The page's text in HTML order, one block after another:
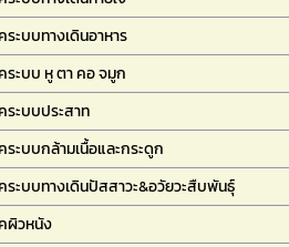
ระบบทางเดินอาหาร
ระบบ หู ตา คอ จมูก
ระบบประสาท
ระบบกล้ามเนื้อและกระดูก
ระบบทางเดินปัสสาวะ&อวัยวะสืบพันธุ์
ผิวหนัง